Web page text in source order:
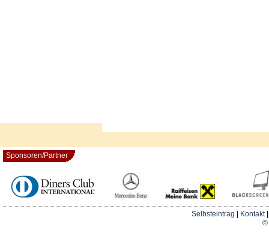
Sponsoren/Partner
Selbsteintrag Kontakt
©